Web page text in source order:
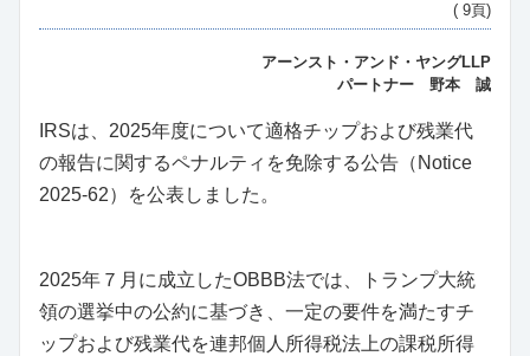
( 9頁)
アーンスト・アンド・ヤングLLP
パートナー 野本 誠
IRSは、2025年度について適格チップおよび残業代
の報告に関するペナルティを免除する公告（Notice
2025-62）を公表しました。
2025年７月に成立したOBBB法では、トランプ大統
領の選挙中の公約に基づき、一定の要件を満たすチ
ップおよび残業代を連邦個人所得税法上の課税所得